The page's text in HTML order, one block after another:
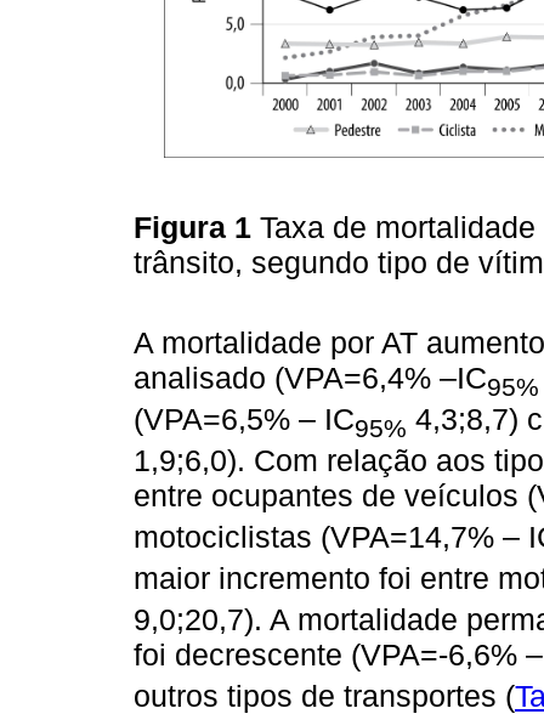
Figura 1 Taxa de
trânsito, segundo tipo de
A mortalidade por AT
analisado (VPA=6,4% –IC95%
(VPA=6,5% – IC95% 4,3;8,7)
1,9;6,0). Com relação aos
entre ocupantes de veículos
motociclistas (VPA=14,7% –
maior incremento foi entre
9,0;20,7). A mortalidade
foi decrescente (VPA=-6,6%
outros tipos de transportes (